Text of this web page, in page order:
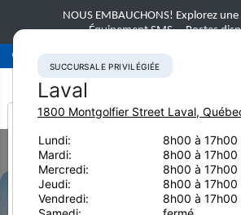
NOUS EMBAUCHONS! Explorez
Équipement SMS. Postes
Succursale privilégiéeLaval
Home
Brochures
Brochure Outils D'attaque Au Sol Hendley et
It looks like
from America
SUCCURSALE PRIVILÉGIÉE
Laval
1800 Montgolfier Street Laval,
Lundi:
8h00 à 17h00
Mardi:
8h00 à 17h00
Mercredi:
8h00 à 17h00
Jeudi:
8h00 à 17h00
Vendredi:
8h00 à 17h00